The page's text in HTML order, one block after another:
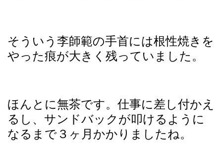
そういう李師範の手首には根性焼きを
やった痕が大きく残っていました。
ほんとに無茶です。仕事に差し付かえ
るし、サンドバックが叩けるように
なるまで３ヶ月かかりましたね。